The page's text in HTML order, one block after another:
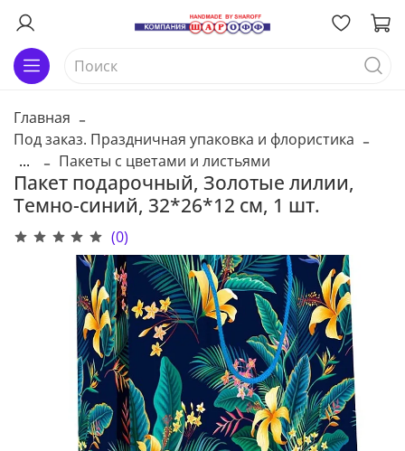
Главная
Под заказ. Праздничная упаковка и флористика
...
Пакеты с цветами и листьями
Пакет подарочный, Золотые лилии,
Темно-синий, 32*26*12 см, 1 шт.
(0)